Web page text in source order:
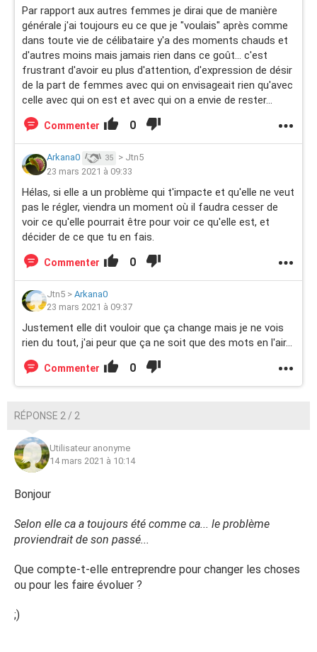
Par rapport aux autres femmes je dirai que de manière
générale j'ai toujours eu ce que je "voulais" après comme
dans toute vie de célibataire y'a des moments chauds et
d'autres moins mais jamais rien dans ce goût... c'est
frustrant d'avoir eu plus d'attention, d'expression de désir
de la part de femmes avec qui on envisageait rien qu'avec
celle avec qui on est et avec qui on a envie de rester...
Commenter 0
Arkana0 35 > Jtn5
23 mars 2021 à 09:33
Hélas, si elle a un problème qui t'impacte et qu'elle ne veut
pas le régler, viendra un moment où il faudra cesser de
voir ce qu'elle pourrait être pour voir ce qu'elle est, et
décider de ce que tu en fais.
Commenter 0
Jtn5 > Arkana0
23 mars 2021 à 09:37
Justement elle dit vouloir que ça change mais je ne vois
rien du tout, j'ai peur que ça ne soit que des mots en l'air...
Commenter 0
RÉPONSE 2 / 2
Utilisateur anonyme
14 mars 2021 à 10:14
Bonjour
Selon elle ca a toujours été comme ca... le problème
proviendrait de son passé...
Que compte-t-elle entreprendre pour changer les choses
ou pour les faire évoluer ?
;)